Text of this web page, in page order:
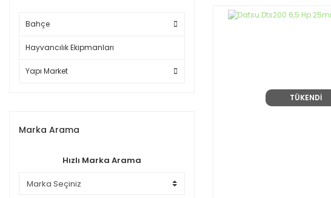
Bahçe
Hayvancılık Ekipmanları
Yapı Market
Marka Arama
Hızlı Marka Arama
TÜKENDİ